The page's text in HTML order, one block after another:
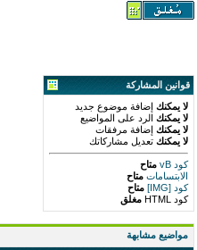
قوانين المشاركة
لا يمكنك إضافة موضوع جديد
لا يمكنك الرد على المواضيع
لا يمكنك إضافة مرفقات
لا يمكنك تعديل مشاركاتك
كود vB
متاح
الابتسامات متاح
كود [IMG]
متاح
كود HTML
مغلق
مواضيع مشابهة